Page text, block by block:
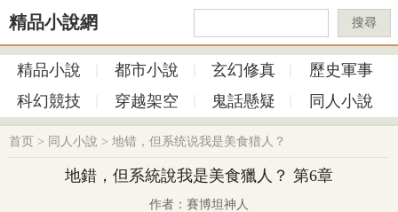
精品小說網 搜尋
精品小說 都市小說 玄幻修真
歷史軍事
科幻競技
穿越架空 鬼話懸疑 同人小說
首页 > 同人小說 > 地错，但系统说我是美食猎人？
地錯，但系統說我是美食獵人？ 第6章
作者：賽博坦神人